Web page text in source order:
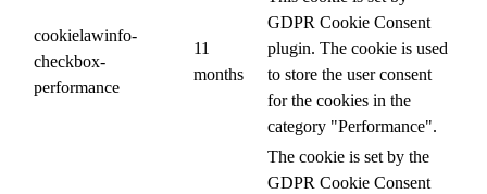
cookielawinfo-
checkbox-
performance
11
months
GDPR Cookie Consent
plugin. The cookie is used
to store the user consent
for the cookies in the
category "Performance".
The cookie is set by the
GDPR Cookie Consent